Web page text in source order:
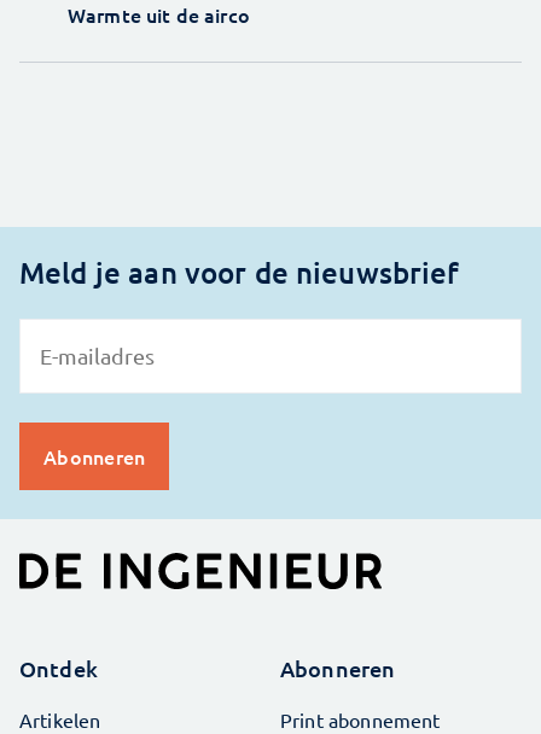
Warmte uit de airco
Meld je aan voor de nieuwsbrief
Ontdek
Artikelen
Abonneren
Print abonnement